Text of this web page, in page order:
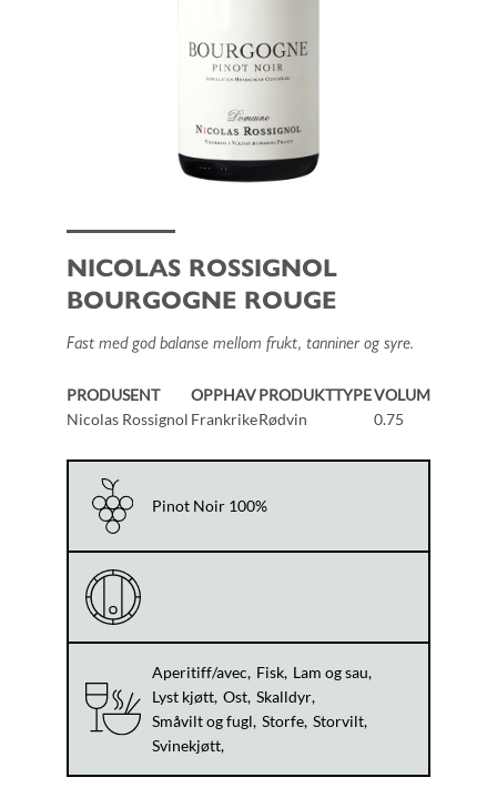
NICOLAS ROSSIGNOL
BOURGOGNE ROUGE
Fast med god balanse mellom frukt, tanniner og syre.
PRODUSENT
Nicolas Rossignol
OPPHAV
Frankrike
PRODUKTTYPE
Rødvin
VOLUM
0.75
Pinot Noir 100%
Aperitiff/avec Fisk Lam og sau
Lyst kjøtt Ost Skalldyr
Småvilt og fugl Storfe Storvilt
Svinekjøtt